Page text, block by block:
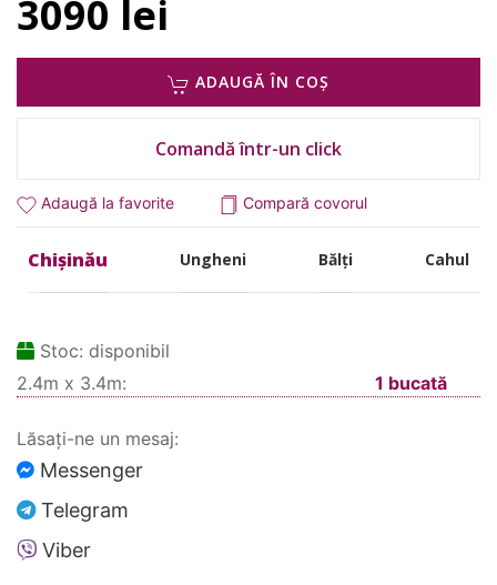
3090 lei
ADAUGĂ ÎN COȘ
Comandă într-un click
Adaugă la favorite Compară covorul
Chișinău Ungheni Bălți Cahul
Stoc: disponibil
2.4m x 3.4m:
1 bucată
Lăsați-ne un mesaj:
Messenger
Telegram
Viber